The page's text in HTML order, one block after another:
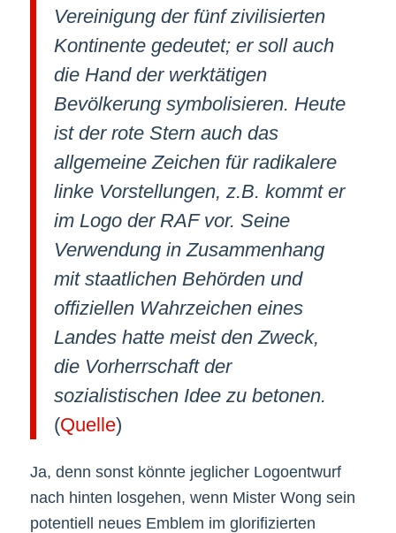
Vereinigung der fünf zivilisierten
Kontinente gedeutet; er soll auch
die Hand der werktätigen
Bevölkerung symbolisieren. Heute
ist der rote Stern auch das
allgemeine Zeichen für radikalere
linke Vorstellungen, z.B. kommt er
im Logo der RAF vor. Seine
Verwendung in Zusammenhang
mit staatlichen Behörden und
offiziellen Wahrzeichen eines
Landes hatte meist den Zweck,
die Vorherrschaft der
sozialistischen Idee zu betonen.
(Quelle)
Ja, denn sonst könnte jeglicher Logoentwurf
nach hinten losgehen, wenn Mister Wong sein
potentiell neues Emblem im glorifizierten